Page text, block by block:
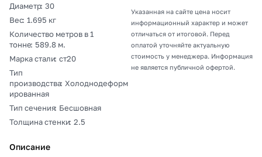
Диаметр: 30
Вес: 1.695 кг
Количество метров в 1
тонне: 589.8 м.
Марка стали: ст20
Тип
производства: Холоднодеформ
ированная
Тип сечения: Бесшовная
Толщина стенки: 2.5
Описание
Указанная на сайте цена носит
информационный характер и может
отличаться от итоговой. Перед
оплатой уточняйте актуальную
стоимость у менеджера. Информация
не является публичной офертой.